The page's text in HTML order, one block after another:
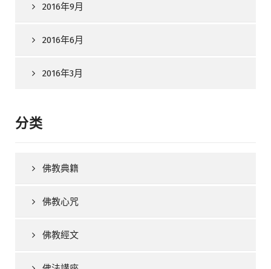
2016年9月
2016年6月
2016年3月
分类
佛教典籍
佛教心咒
佛教經文